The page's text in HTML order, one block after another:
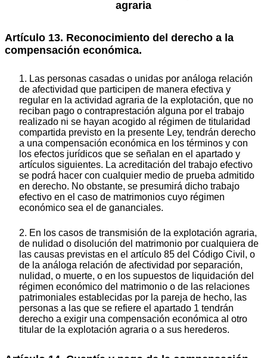
agraria
Artículo 13. Reconocimiento del derecho a la
compensación económica.
1. Las personas casadas o unidas por análoga relación
de afectividad que participen de manera efectiva y
regular en la actividad agraria de la explotación, que no
reciban pago o contraprestación alguna por el trabajo
realizado ni se hayan acogido al régimen de titularidad
compartida previsto en la presente Ley, tendrán derecho
a una compensación económica en los términos y con
los efectos jurídicos que se señalan en el apartado y
artículos siguientes. La acreditación del trabajo efectivo
se podrá hacer con cualquier medio de prueba admitido
en derecho. No obstante, se presumirá dicho trabajo
efectivo en el caso de matrimonios cuyo régimen
económico sea el de gananciales.
2. En los casos de transmisión de la explotación agraria,
de nulidad o disolución del matrimonio por cualquiera de
las causas previstas en el artículo 85 del Código Civil, o
de la análoga relación de afectividad por separación,
nulidad, o muerte, o en los supuestos de liquidación del
régimen económico del matrimonio o de las relaciones
patrimoniales establecidas por la pareja de hecho, las
personas a las que se refiere el apartado 1 tendrán
derecho a exigir una compensación económica al otro
titular de la explotación agraria o a sus herederos.